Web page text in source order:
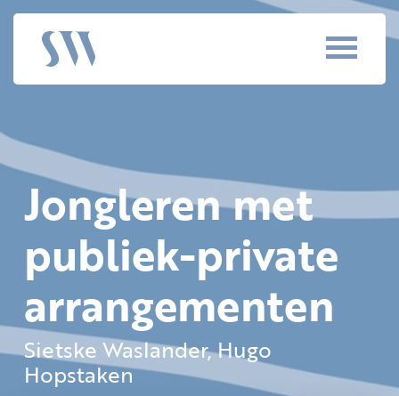
Jongleren met
publiek-private
arrangementen
Sietske Waslander, Hugo
Hopstaken